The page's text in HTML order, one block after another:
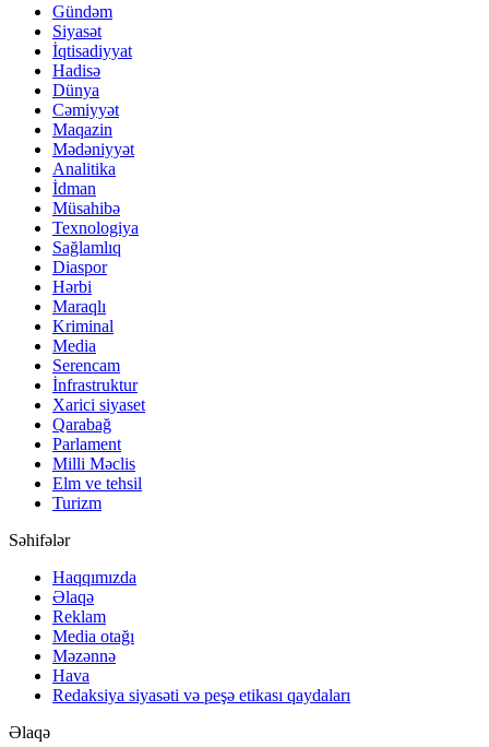
Gündəm
Siyasət
İqtisadiyyat
Hadisə
Dünya
Cəmiyyət
Maqazin
Mədəniyyət
Analitika
İdman
Müsahibə
Texnologiya
Sağlamlıq
Diaspor
Hərbi
Maraqlı
Kriminal
Media
Serencam
İnfrastruktur
Xarici siyaset
Qarabağ
Parlament
Milli Məclis
Elm ve tehsil
Turizm
Səhifələr
Haqqımızda
Əlaqə
Reklam
Media otağı
Məzənnə
Hava
Redaksiya siyasəti və peşə etikası qaydaları
Əlaqə